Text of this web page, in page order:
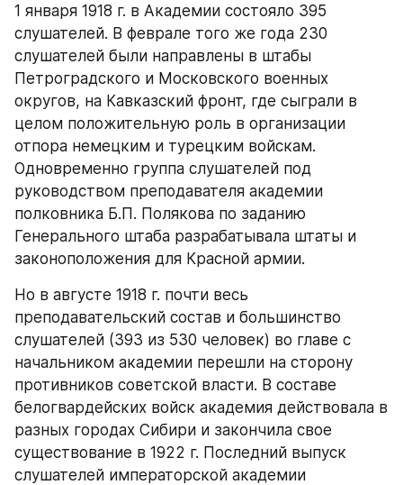
1 января 1918 г. в Академии состояло 395
слушателей. В феврале того же года 230
слушателей были направлены в штабы
Петроградского и Московского военных
округов, на Кавказский фронт, где сыграли в
целом положительную роль в организации
отпора немецким и турецким войскам.
Одновременно группа слушателей под
руководством преподавателя академии
полковника Б.П. Полякова по заданию
Генерального штаба разрабатывала штаты и
законоположения для Красной армии.
Но в августе 1918 г. почти весь
преподавательский состав и большинство
слушателей (393 из 530 человек) во главе с
начальником академии перешли на сторону
противников советской власти. В составе
белогвардейских войск академия действовала в
разных городах Сибири и закончила свое
существование в 1922 г. Последний выпуск
слушателей императорской академии